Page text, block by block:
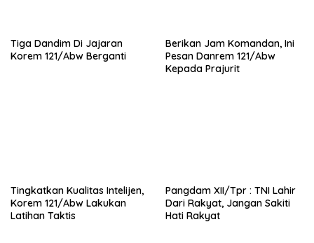
Tiga Dandim Di Jajaran
Korem 121/Abw Berganti
Berikan Jam Komandan, Ini
Pesan Danrem 121/Abw
Kepada Prajurit
Tingkatkan Kualitas Intelijen,
Korem 121/Abw Lakukan
Latihan Taktis
Pangdam XII/Tpr : TNI Lahir
Dari Rakyat, Jangan Sakiti
Hati Rakyat